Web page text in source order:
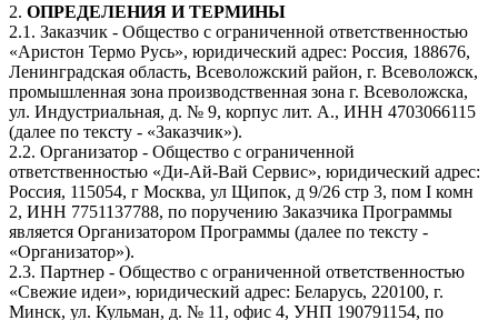
2. ОПРЕДЕЛЕНИЯ И ТЕРМИНЫ
2.1. Заказчик - Общество с ограниченной ответственностью
«Аристон Термо Русь», юридический адрес: Россия, 188676,
Ленинградская область, Всеволожский район, г. Всеволожск,
промышленная зона производственная зона г. Всеволожска,
ул. Индустриальная, д. № 9, корпус лит. А., ИНН 4703066115
(далее по тексту - «Заказчик»).
2.2. Организатор - Общество с ограниченной
ответственностью «Ди-Ай-Вай Сервис», юридический адрес:
Россия, 115054, г Москва, ул Щипок, д 9/26 стр 3, пом I комн
2, ИНН 7751137788, по поручению Заказчика Программы
является Организатором Программы (далее по тексту -
«Организатор»).
2.3. Партнер - Общество с ограниченной ответственностью
«Свежие идеи», юридический адрес: Беларусь, 220100, г.
Минск, ул. Кульман, д. № 11, офис 4, УНП 190791154, по